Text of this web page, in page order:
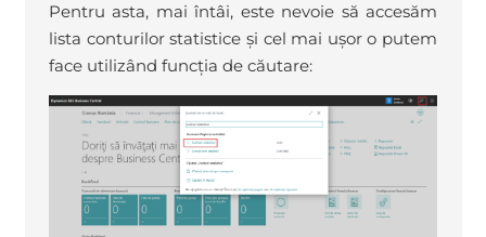
Pentru asta, mai întâi, este nevoie să accesăm
lista conturilor statistice și cel mai ușor o putem
face utilizând funcția de căutare: